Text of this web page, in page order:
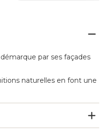
par ses façades
naturelles en font une